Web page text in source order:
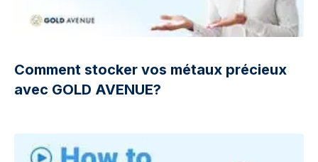
Comment stocker vos métaux précieux
avec GOLD AVENUE?